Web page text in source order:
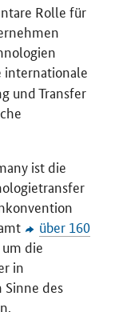
Rolle für
internationale
und Transfer
ist die
über 160
die
in
des